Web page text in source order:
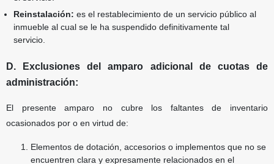
Reinstalación: es el restablecimiento de un servicio público al
inmueble al cual se le ha suspendido definitivamente tal
servicio.
D. Exclusiones del amparo adicional de cuotas de
administración:
El presente amparo no cubre los faltantes de inventario
ocasionados por o en virtud de:
Elementos de dotación, accesorios o implementos que no se
encuentren clara y expresamente relacionados en el